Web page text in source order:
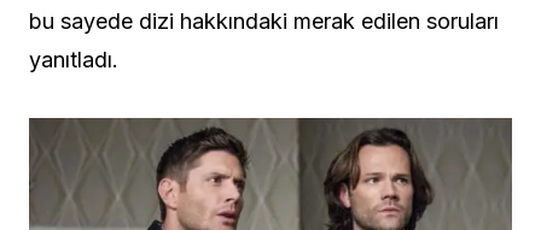
bu sayede dizi hakkındaki merak edilen soruları
yanıtladı.